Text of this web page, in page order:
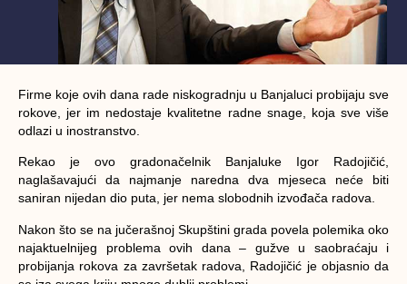
Firme koje ovih dana rade niskogradnju u Banjaluci probijaju sve
rokove, jer im nedostaje kvalitetne radne snage, koja sve više
odlazi u inostranstvo.
Rekao je ovo gradonačelnik Banjaluke Igor Radojičić,
naglašavajući da najmanje naredna dva mjeseca neće biti
saniran nijedan dio puta, jer nema slobodnih izvođača radova.
Nakon što se na jučerašnoj Skupštini grada povela polemika oko
najaktuelnijeg problema ovih dana – gužve u saobraćaju i
probijanja rokova za završetak radova, Radojičić je objasnio da